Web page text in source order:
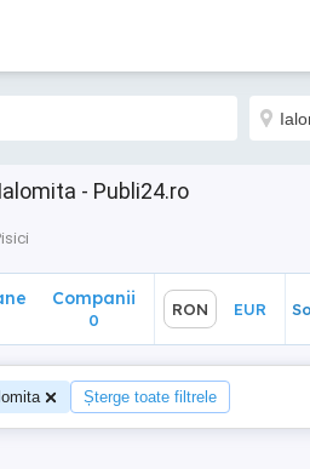
- Publi24.ro
Companii
0
RON EUR
Șterge toate filtrele